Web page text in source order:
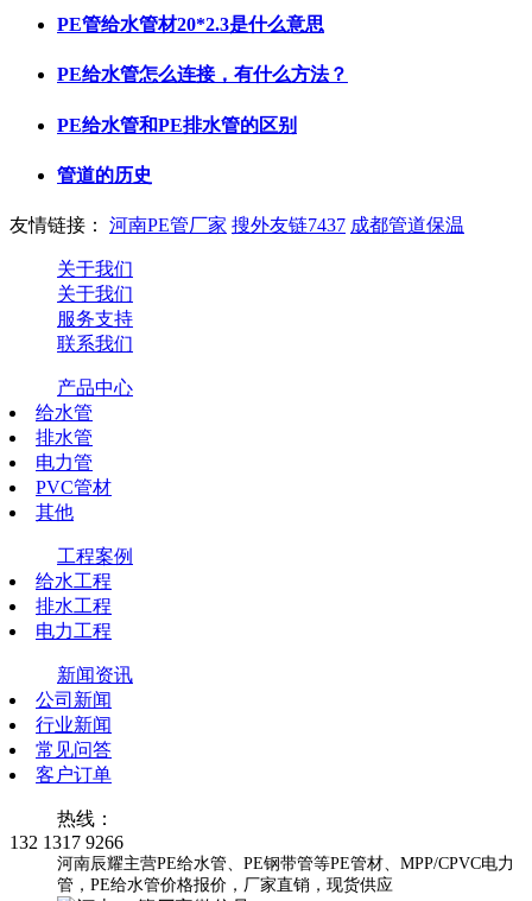
PE管给水管材20*2.3是什么意思
PE给水管怎么连接，有什么方法？
PE给水管和PE排水管的区别
管道的历史
友情链接： 河南PE管厂家 搜外友链7437 成都管道保温
关于我们
关于我们
服务支持
联系我们
产品中心
给水管
排水管
电力管
PVC管材
其他
工程案例
给水工程
排水工程
电力工程
新闻资讯
公司新闻
行业新闻
常见问答
客户订单
热线：
132 1317 9266
河南辰耀主营PE给水管、PE钢带管等PE管材、MPP/CPVC电力
管，PE给水管价格报价，厂家直销，现货供应